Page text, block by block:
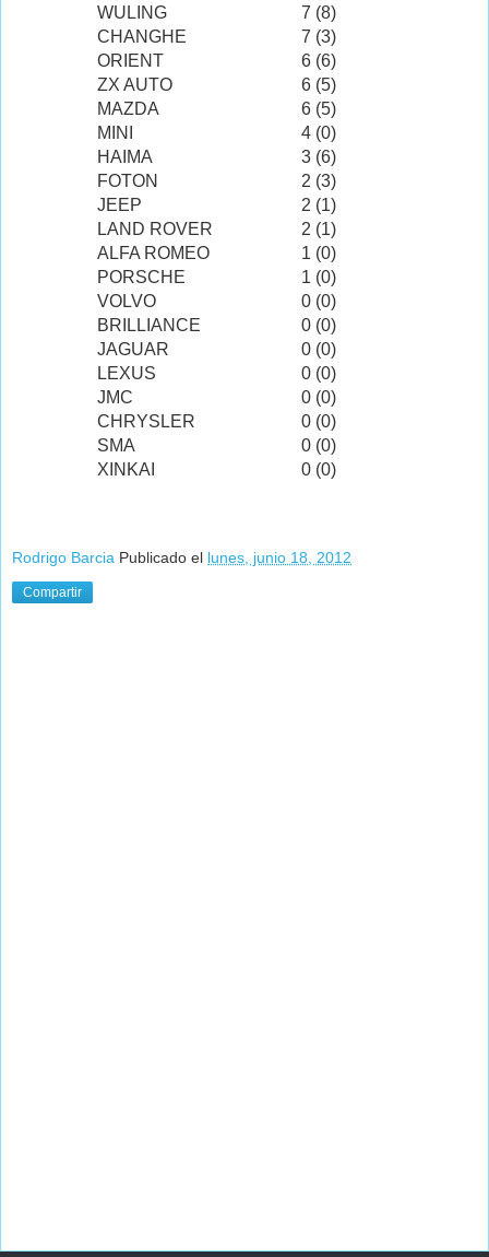
WULING
7 (8)
CHANGHE
7 (3)
ORIENT
6 (6)
ZX AUTO
6 (5)
MAZDA
6 (5)
MINI
4 (0)
HAIMA
3 (6)
FOTON
2 (3)
JEEP
2 (1)
LAND ROVER
2 (1)
ALFA ROMEO
1 (0)
PORSCHE
1 (0)
VOLVO
0 (0)
BRILLIANCE
0 (0)
JAGUAR
0 (0)
LEXUS
0 (0)
JMC
0 (0)
CHRYSLER
0 (0)
SMA
0 (0)
XINKAI
0 (0)
Rodrigo Barcia Publicado el lunes, junio 18, 2012
Compartir